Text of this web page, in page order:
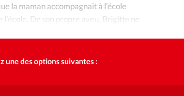
Changemement d'adresse
Nous contacter
Emploi
la maman accompagnait à l’école
De son propre aveu, Brigitte ne
une des options suivantes :